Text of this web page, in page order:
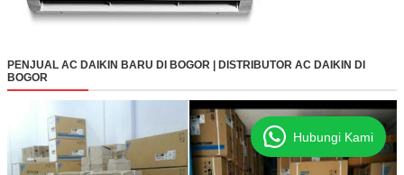
PENJUAL AC DAIKIN BARU DI BOGOR | DISTRIBUTOR AC DAIKIN DI
BOGOR
Hubungi Kami